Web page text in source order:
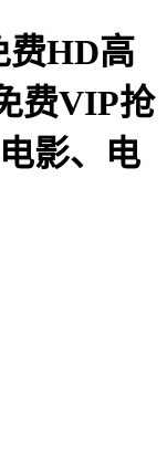
费HD高
费VIP抢
影、电